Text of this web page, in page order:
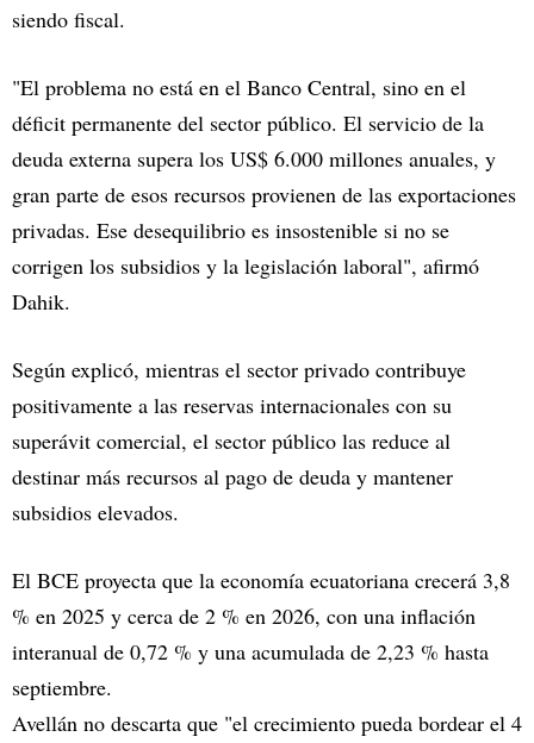
siendo fiscal.
"El problema no está en el Banco Central, sino en el
déficit permanente del sector público. El servicio de la
deuda externa supera los US$ 6.000 millones anuales, y
gran parte de esos recursos provienen de las exportaciones
privadas. Ese desequilibrio es insostenible si no se
corrigen los subsidios y la legislación laboral", afirmó
Dahik.
Según explicó, mientras el sector privado contribuye
positivamente a las reservas internacionales con su
superávit comercial, el sector público las reduce al
destinar más recursos al pago de deuda y mantener
subsidios elevados.
El BCE proyecta que la economía ecuatoriana crecerá 3,8
% en 2025 y cerca de 2 % en 2026, con una inflación
interanual de 0,72 % y una acumulada de 2,23 % hasta
septiembre.
Avellán no descarta que "el crecimiento pueda bordear el 4